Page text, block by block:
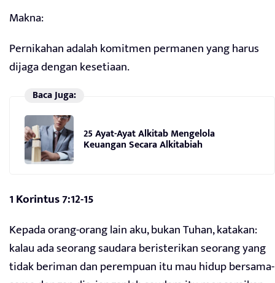
Makna:
Pernikahan adalah komitmen permanen yang harus
dijaga dengan kesetiaan.
Baca Juga:
25 Ayat-Ayat Alkitab Mengelola
Keuangan Secara Alkitabiah
1 Korintus 7:12-15
Kepada orang-orang lain aku, bukan Tuhan, katakan:
kalau ada seorang saudara beristerikan seorang yang
tidak beriman dan perempuan itu mau hidup bersama-